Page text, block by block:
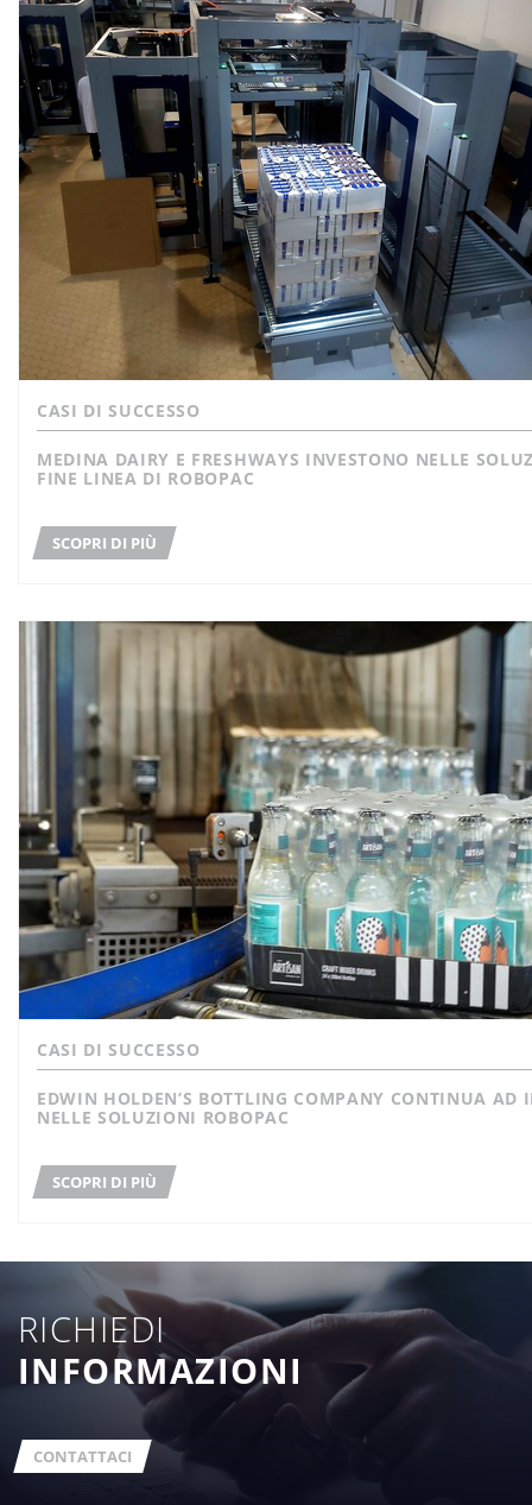
CASI DI SUCCESSO
MEDINA DAIRY E FRESHWAYS INVESTONO NELLE
FINE LINEA DI ROBOPAC
SCOPRI DI PIÙ
CASI DI SUCCESSO
EDWIN HOLDEN’S BOTTLING COMPANY CONTINUA AD INVESTIRE
NELLE SOLUZIONI ROBOPAC
SCOPRI DI PIÙ
RICHIEDI
INFORMAZIONI
CONTATTACI